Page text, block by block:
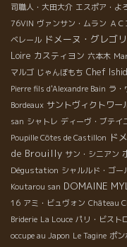
司職人・大田大介 エスポア・よ
76VIN ヴァンサン・ムラン Ａ
ベレール ドメーヌ・グレゴ
Loire カスティヨン 六本木
マルゴ じゃんぼもち Chef
Pierre fils d'Alexandre Bain ラ・
Bordeaux サントヴィクトワー
san シャトレ ディーヴ・ブテイ
Poupille Côtes de Castillon ド
de Brouilly サン・シニアン
Dégustation シャルルド・ゴー
Koutarou san DOMAINE
16 アミ・ビュヴォン Château
Briderie La Louce パリ・ビスト
occupe au Japon Le Tagine ポ